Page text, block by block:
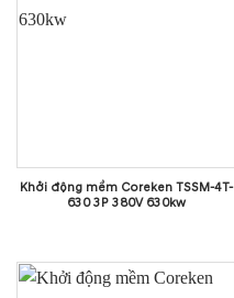
Khởi động mềm Coreken TSSM-4T-
630 3P 380V 630kw